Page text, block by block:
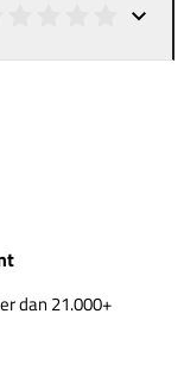
dan 21.000+